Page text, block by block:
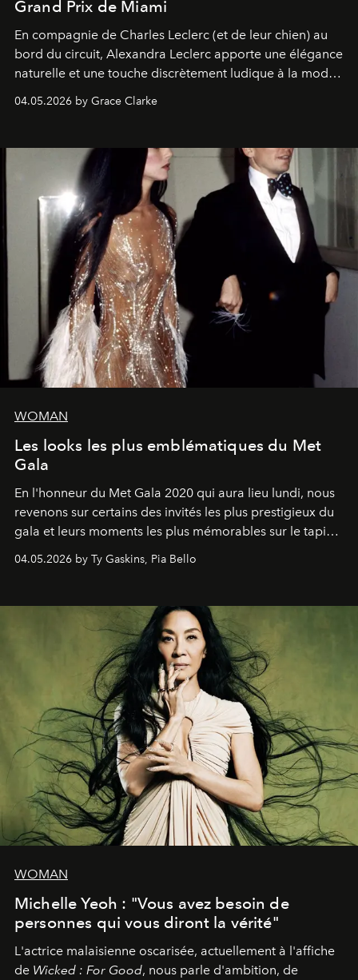
Grand Prix de Miami
En compagnie de Charles Leclerc (et de leur chien) au
bord du circuit, Alexandra Leclerc apporte une élégance
naturelle et une touche discrètement ludique à la mode
de la Formule 1.
04.05.2026 by Grace Clarke
WOMAN
Les looks les plus emblématiques du Met
Gala
En l'honneur du Met Gala 2020 qui aura lieu lundi, nous
revenons sur certains des invités les plus prestigieux du
gala et leurs moments les plus mémorables sur le tapis
04.05.2026 by Ty Gaskins, Pia Bello
WOMAN
Michelle Yeoh : "Vous avez besoin de
personnes qui vous diront la vérité"
L'actrice malaisienne oscarisée, actuellement à l'affiche
de Wicked : For Good, nous parle d'ambition, de